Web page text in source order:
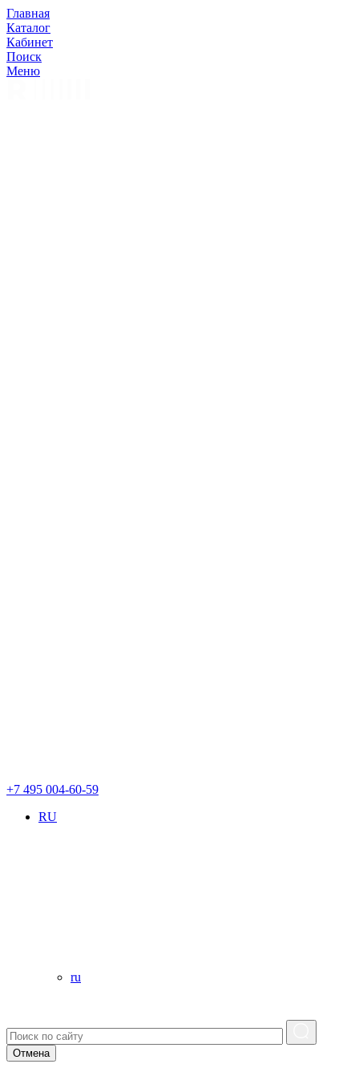
Главная
Каталог
Кабинет
Поиск
Меню
+7 495 004-60-59
RU
ru
Отмена